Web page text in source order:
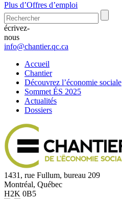
Plus d’Offres d’emploi
écrivez-
nous
info@chantier.qc.ca
Accueil
Chantier
Découvrez l’économie sociale
Sommet ÉS 2025
Actualités
Dossiers
1431, rue Fullum, bureau 209
Montréal, Québec
H2K 0B5